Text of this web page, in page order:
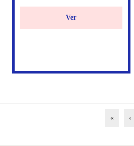
Ver
« ‹